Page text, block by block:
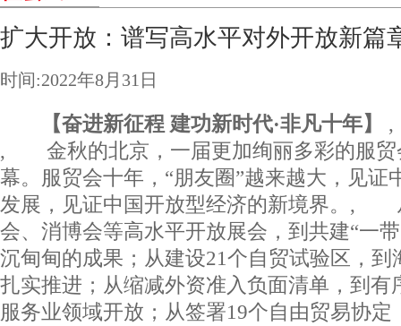
扩大开放：谱写高水平对外开放新篇
时间:2022年8月31日
【奋进新征程 建功新时代·非凡十年】
, 金秋的北京，一届更加绚丽多彩的服贸
幕。服贸会十年，“朋友圈”越来越大，见证
发展，见证中国开放型经济的新境界。,
会、消博会等高水平开放展会，到共建“一
沉甸甸的成果；从建设21个自贸试验区，到
扎实推进；从缩减外资准入负面清单，到有
服务业领域开放；从签署19个自由贸易协